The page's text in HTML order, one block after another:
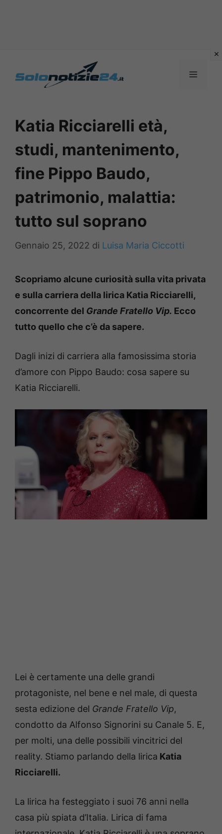
MENU
Katia Ricciarelli età,
studi, mantenimento,
fine Pippo Baudo,
patrimonio, malattia:
tutto sul soprano
Gennaio 25, 2022 di Luisa Maria Ciccotti
Scopriamo alcune curiosità sulla vita privata
e sulla carriera della lirica Katia Ricciarelli,
concorrente del Grande Fratello Vip. Ecco
tutto quello che c’è da sapere.
Dagli inizi di carriera alla famosissima storia
d’amore con Pippo Baudo: cosa sapere su
Katia Ricciarelli.
Lei è certamente una delle grandi
protagoniste, nel bene e nel male, di questa
sesta edizione del Grande Fratello Vip,
condotto da Alfonso Signorini su Canale 5. E,
per molti, una delle possibili vincitrici del
reality. Stiamo parlando della lirica Katia
Ricciarelli.
La lirica ha festeggiato i suoi 76 anni nella
casa più spiata d’Italia. Lirica di fama